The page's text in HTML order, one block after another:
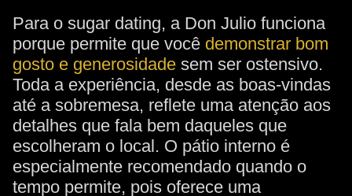
Para o sugar dating, a Don Julio funciona
porque permite que você demonstrar bom
gosto e generosidade sem ser ostensivo.
Toda a experiência, desde as boas-vindas
até a sobremesa, reflete uma atenção aos
detalhes que fala bem daqueles que
escolheram o local. O pátio interno é
especialmente recomendado quando o
tempo permite, pois oferece uma